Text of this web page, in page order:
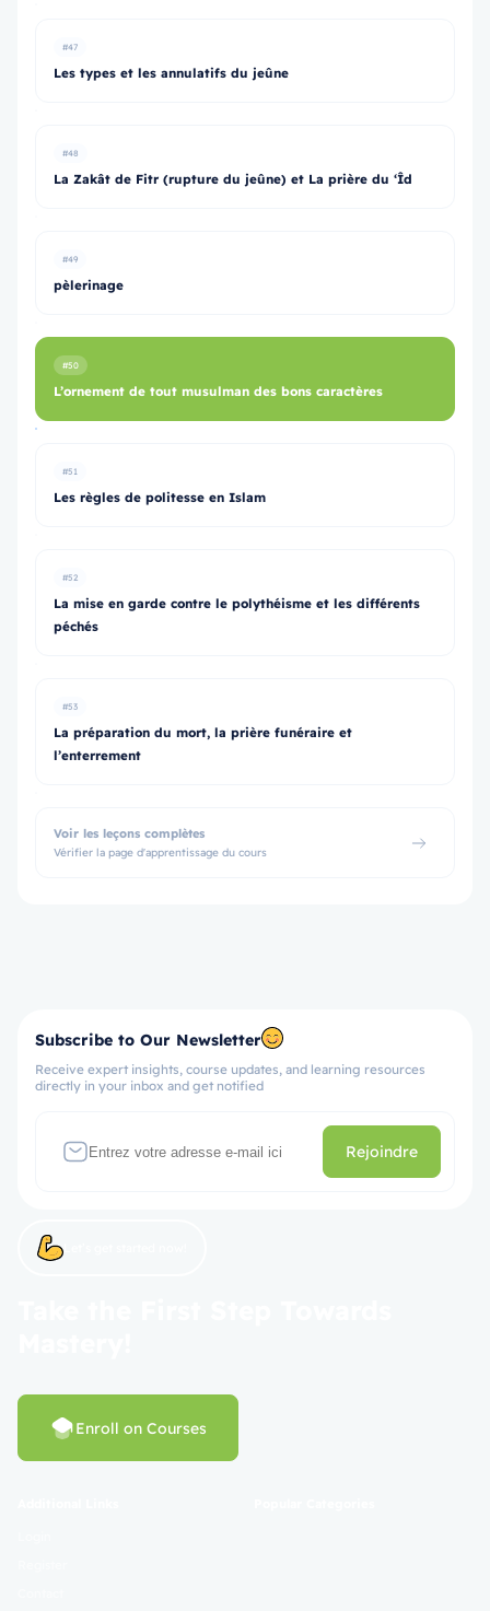
#47
Les types et les annulatifs du jeûne
#48
La Zakât de Fitr (rupture du jeûne) et La prière du ‘Îd
#49
pèlerinage
#50
L’ornement de tout musulman des bons caractères
#51
Les règles de politesse en Islam
#52
La mise en garde contre le polythéisme et les différents
péchés
#53
La préparation du mort, la prière funéraire et
l’enterrement
Voir les leçons complètes
Vérifier la page d'apprentissage du cours
Subscribe to Our Newsletter
Receive expert insights, course updates, and learning resources
directly in your inbox and get notified
Rejoindre
Enroll on Courses